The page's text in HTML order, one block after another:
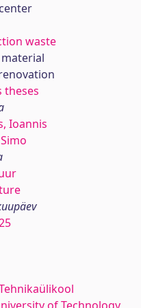
waste
theses
Ioannis